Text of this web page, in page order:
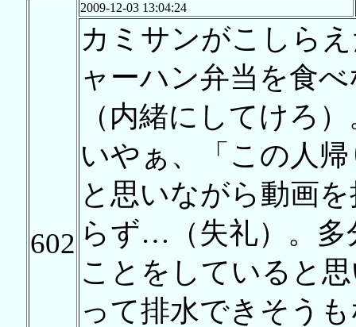
602
2009-12-03 13:04:24
カミサンがこしら
ャーハン弁当を食
（内緒にしてけろ
いやぁ、「この人
と思いながら動画
らず…（失礼）。多
ことをしていると
って排水できそう